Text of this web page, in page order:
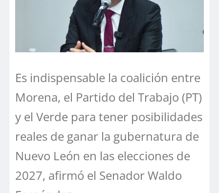
Es indispensable la coalición entre
Morena, el Partido del Trabajo (PT)
y el Verde para tener posibilidades
reales de ganar la gubernatura de
Nuevo León en las elecciones de
2027, afirmó el Senador Waldo